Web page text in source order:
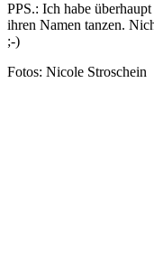
PPS.: Ich habe
ihren Namen tanzen.
;-)
Fotos: Nicole Stroschein